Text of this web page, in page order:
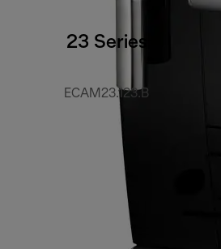
23 Series
ECAM23.123.B